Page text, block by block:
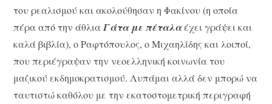
του ρεαλισμού και ακολούθησαν η Φακίνου (η οποία
πέρα από την άθλια Γάτα με πέταλαέχει γράψει και
καλά βιβλία), ο Ραφτόπουλος, ο Μιχαηλίδης και λοιποί,
που περιέγραψαν την νεοελληνική κοινωνία του
μαζικού εκδημοκρατισμού. Λυπάμαι αλλά δεν μπορώ να
ταυτιστώ καθόλου με την εκατοστομετρική περιγραφή